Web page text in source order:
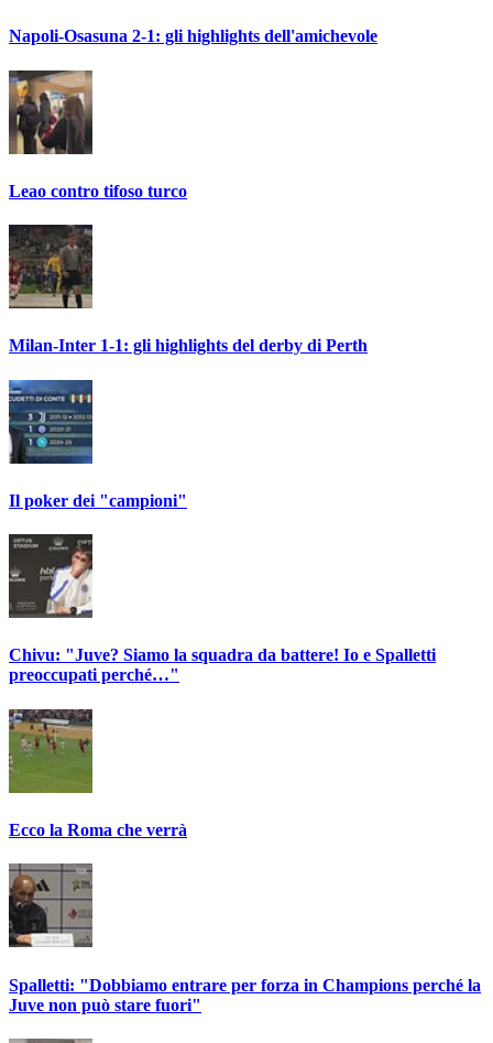
Napoli-Osasuna 2-1: gli highlights dell'amichevole
Leao contro tifoso turco
Milan-Inter 1-1: gli highlights del derby di Perth
Il poker dei "campioni"
Chivu: "Juve? Siamo la squadra da battere! Io e Spalletti
preoccupati perché…"
Ecco la Roma che verrà
Spalletti: "Dobbiamo entrare per forza in Champions perché la
Juve non può stare fuori"